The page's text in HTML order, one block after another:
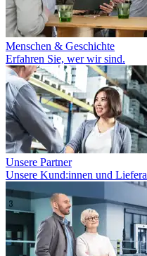
Menschen & Geschichte
Erfahren Sie, wer wir sind.
Unsere Partner
Unsere Kund:innen und